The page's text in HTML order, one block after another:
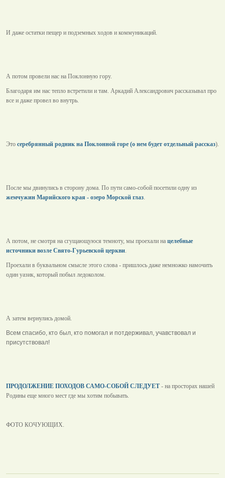
И даже остатки пещер и подземных ходов и коммуникаций.
А потом провели нас на Поклонную гору.
Благодаря им нас тепло встретили и там. Аркадий Александрович рассказывал про
все и даже провел во внутрь.
Это серебрянный родник на Поклонной горе (о нем будет отдельный рассказ).
После мы двинулись в сторону дома. По пути само-собой посетили одну из
жемчужин Марийского края - озеро Морской глаз.
А потом, не смотря на сгущающуюся темноту, мы проехали на целебные
источники возле Свято-Гурьевской церкви.
Проехали в буквальном смысле этого слова - пришлось даже немножко намочить
один уазик, который побыл ледоколом.
А затем вернулись домой.
Всем спасибо, кто был, кто помогал и потдерживал, учавствовал и
присутствовал!
ПРОДОЛЖЕНИЕ ПОХОДОВ САМО-СОБОЙ СЛЕДУЕТ - на просторах нашей
Родины еще много мест где мы хотим побывать.
ФОТО КОЧУЮЩИХ.